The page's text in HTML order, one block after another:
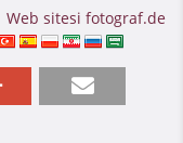
Web sitesi fotograf.de